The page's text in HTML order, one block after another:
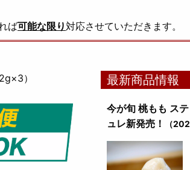
ば可能な限り対応させていただきます。
） 最新商品情報
今が旬 桃もも ス
ュレ新発売！
（